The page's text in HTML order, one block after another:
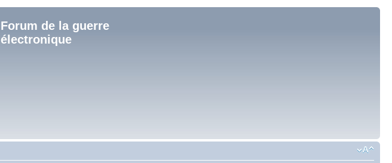
Forum de la guerre
électronique